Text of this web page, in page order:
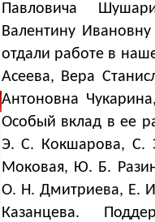
Павловича
Валентину
отдали работе в
Асеева, Вера
Антоновна
Особый вклад в ее
Э. С. Кокшарова, С.
Моковая, Ю. Б.
О. Н. Дмитриева, Е.
Казанцева.